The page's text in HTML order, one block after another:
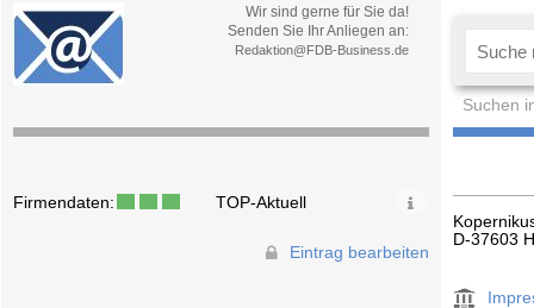
Wir sind gerne für Sie da!
Senden Sie Ihr Anliegen an:
Redaktion@FDB-Business.de
Suchen
Firmendaten: TOP-Aktuell
Eintrag bearbeiten
D-37603